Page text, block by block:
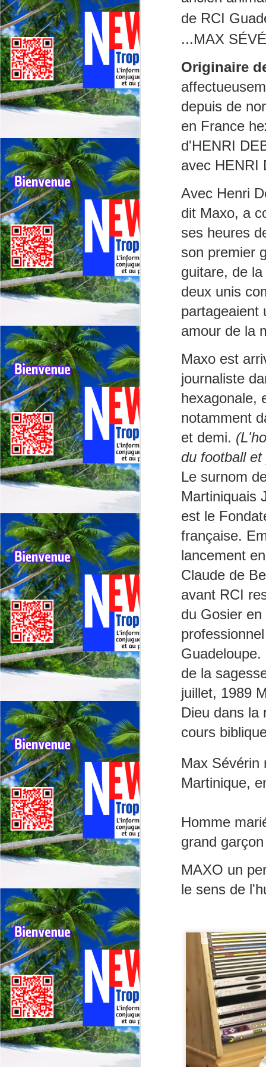
de RCI
...MAX SÉVÉ
Originaire
depuis de
en France
d'HENRI
avec HENRI
Avec Henri
dit Maxo, a
ses heures
son premier
guitare, de
deux unis
partageaient
amour de la
Maxo est
journaliste
hexagonale,
notamment
et demi.
du football et
Le surnom
Martiniquais
est le
française.
lancement
Claude de
avant RCI
du Gosier
Guadeloupe.
de la
juillet, 1989
Dieu dans la
cours
Max Sévérin
Martinique,
Homme
grand
MAXO un
le sens de
Deux événements majeurs du
cyclisme outre‑mer vont se
dérouler presque simultanément
en 2026 : le 79ᵉ Tour cycliste de
La Réunion (1er au 9 août 2026) et
le 75ᵉ Tour cycliste international
de Guadeloupe (31 juillet au 9
août 2026).